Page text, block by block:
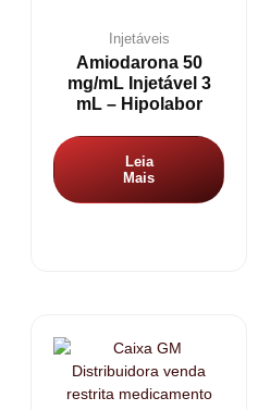
Injetáveis
Amiodarona 50
mg/mL Injetável 3
mL – Hipolabor
Leia
Mais